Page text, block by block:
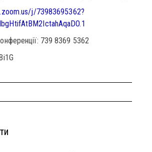
j/73983695362?
739 8369 5362